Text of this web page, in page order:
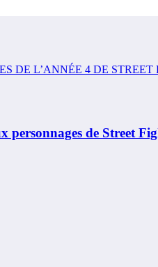
personnages de Street